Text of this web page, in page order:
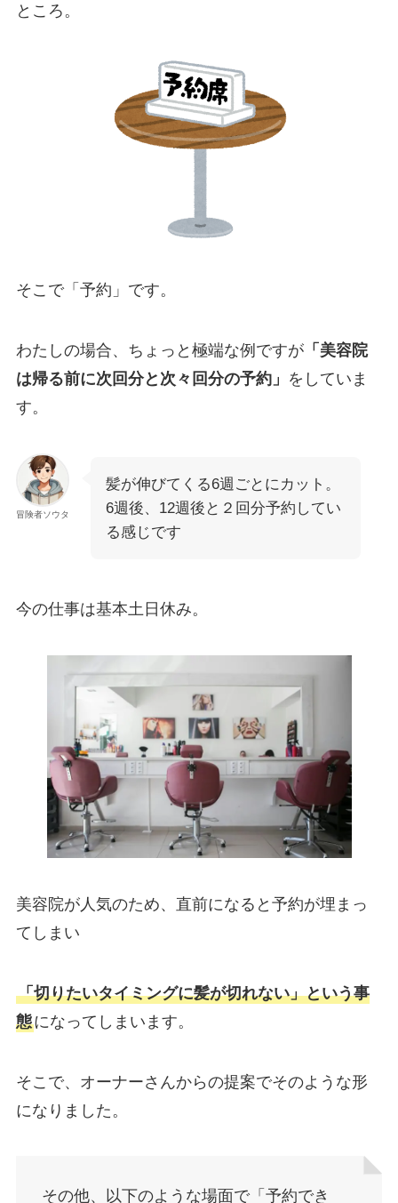
ところ。
そこで「予約」です。
わたしの場合、ちょっと極端な例ですが「美容院
は帰る前に次回分と次々回分の予約」 をしていま
す。
冒険者ソウタ
髪が伸びてくる6週ごとにカット。
6週後、12週後と２回分予約してい
る感じです
今の仕事は基本土日休み。
美容院が人気のため、直前になると予約が埋まっ
てしまい
「切りたいタイミングに髪が切れない」という事
態になってしまいます。
そこで、オーナーさんからの提案でそのような形
になりました。
その他、以下のような場面で「予約でき